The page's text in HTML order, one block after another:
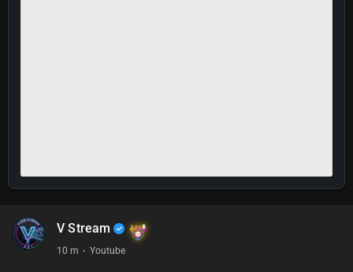
V Stream
10 m · Youtube